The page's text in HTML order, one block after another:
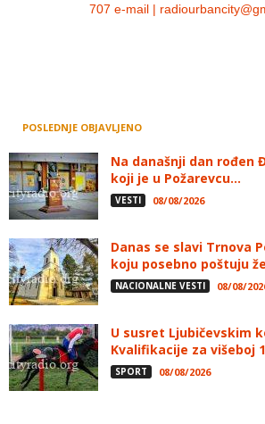
707 e-mail |
POSLEDNJE OBJAVLJENO
Na današnji dan rođen
koji je u Požarevcu...
VESTI 08/08/2026
Danas se slavi Trnova
koju posebno poštuju
NACIONALNE VESTI 08/08/
U susret Ljubičevskim
Kvalifikacije za višeboj
SPORT 08/08/2026